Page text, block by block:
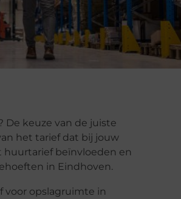
De keuze van de juiste
het tarief dat bij jouw
huurtarief beïnvloeden en
in Eindhoven.
voor opslagruimte in